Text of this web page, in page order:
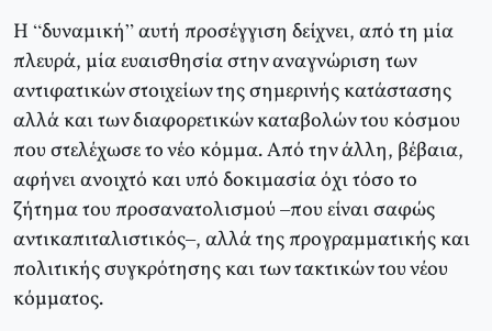
Η “δυναμική” αυτή προσέγγιση δείχνει, από τη μία
πλευρά, μία ευαισθησία στην αναγνώριση των
αντιφατικών στοιχείων της σημερινής κατάστασης
αλλά και των διαφορετικών καταβολών του κόσμου
που στελέχωσε το νέο κόμμα. Από την άλλη, βέβαια,
αφήνει ανοιχτό και υπό δοκιμασία όχι τόσο το
ζήτημα του προσανατολισμού –που είναι σαφώς
αντικαπιταλιστικός–, αλλά της προγραμματικής και
πολιτικής συγκρότησης και των τακτικών του νέου
κόμματος.